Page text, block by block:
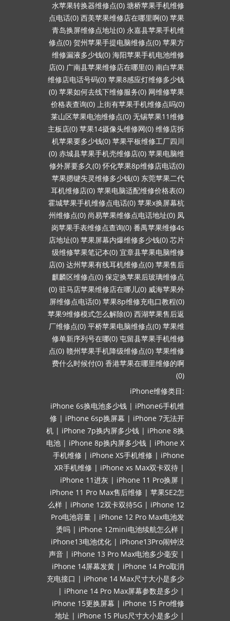
水苹果转换器维修点(0) 塘桥苹果手机维修
点电话(0) 西美苹果维修店在哪里啊(0) 苹果
青岛换屏维修点地址(0) 永嘉县苹果手机维
修点(0) 贺州苹果手提电脑维修点(0) 苹果方
维修漏液多少钱(0) 海阳苹果手机电池维修
店(0) 广南县苹果维修店在哪里(0) 南白苹果
维修店电话号码(0) 苹果8感应灯维修多少钱
(0) 苹果如何去线下维修服务(0) 网维修苹果
价格表查询(0) 上街有苹果手机维修点吗(0)
莱山区苹果电池维修点(0) 无锡苹果11维修
主板店(0) 苹果14摄像头维修网(0) 维修店拆
机苹果要多少钱(0) 苹果平板维修工厂四川
(0) 赤城县苹果手机壳维修店(0) 苹果电脑维
修外屏要多久(0) 怀化苹果8p维修店电话(0)
苹果摁键失灵维修多少钱(0) 东莞苹果二代
耳机维修店(0) 苹果电脑适配维修价格表(0)
霍城苹果手机维修点电话(0) 苹果x换屏幕杭
州维修点(0) 尚易苹果维修点电话地址(0) 凤
岗苹果手表维修点查询(0) 番禺苹果维修4s
店地址(0) 苹果屏幕内爆维修多少钱(0) 芯片
级维修苹果笔记本(0) 宜章县苹果电脑维修
店(0) 达州苹果有线耳机维修点(0) 苹果售后
麒麟区维修点(0) 保定换苹果后玻璃维修点
(0) 驻马店苹果维修店在哪儿(0) 威海苹果外
屏维修点电话(0) 苹果8p维修充电口教程(0)
苹果9维修模式怎么解除(0) 西湖苹果售后返
厂维修点(0) 平桥苹果电脑维修点(0) 苹果维
修单新序列号在哪(0) 屯留县苹果手机维修
点(0) 赣州苹果手机降级维修点(0) 苹果维修
费什么时候付(0) 香港苹果在哪里维修的啊
(0)
iPhone维修类目:
iPhone 6s换电池多少钱 | iPhone6手机维
修 | iPhone 6sp换屏幕 | iPhone 7无法开
机 | iPhone 7p换内屏多少钱 | iPhone 8换
电池 | iPhone 8p换内屏多少钱 | iPhone X
手机维修 | iPhone XS手机维修 | iPhone
XR手机维修 | iPhone xs Max双卡双待 |
iPhone 11进灰 | iPhone 11 Pro换屏 |
iPhone 11 Pro Max售后维修 | 苹果SE2怎
么样 | iPhone 12双卡双待5G | iPhone 12
Pro电池容量 | iPhone 12 Pro Max电池发
烫吗 | iPhone 12mini电池续航怎么样 |
iPhone13电池优化 | iPhone13Pro闹钟没
声音 | iPhone 13 Pro Max电池多少毫安 |
iPhone 14屏幕发黄 | iPhone 14 Pro取消
充电接口 | iPhone 14 Max尺寸大小是多少
| iPhone 14 Pro Max屏幕参数是多少 |
iPhone 15更换屏幕 | iPhone 15 Pro维修
地址 | iPhone 15 Plus尺寸大小是多少 |